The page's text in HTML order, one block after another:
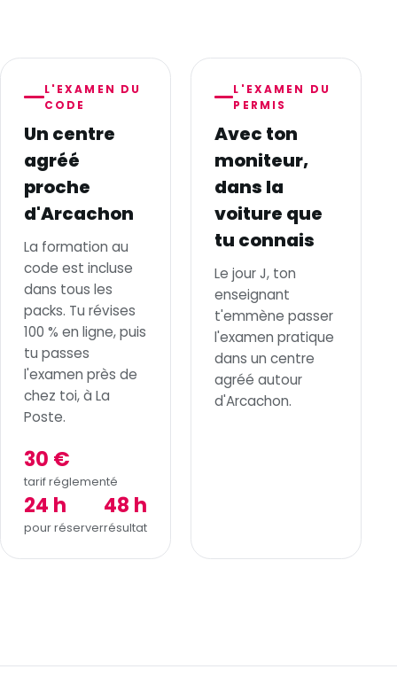
L'EXAMEN DU
CODE
Un centre
agréé
proche
d'Arcachon
La formation au
code est incluse
dans tous les
packs. Tu révises
100 % en ligne, puis
tu passes
l'examen près de
chez toi, à La
Poste.
30 €
tarif réglementé
24 h
pour réserver
48 h
résultat
L'EXAMEN DU
PERMIS
Avec ton
moniteur,
dans la
voiture que
tu connais
Le jour J, ton
enseignant
t'emmène passer
l'examen pratique
dans un centre
agréé autour
d'Arcachon.